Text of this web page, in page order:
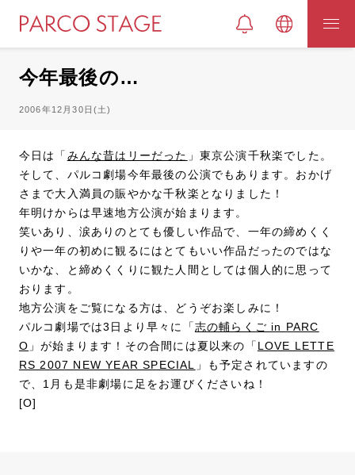
今年最後の…
2006年12月30日(土)
今日は「 みんな昔はリーだった 」東京公演千秋楽でした。
そして、パルコ劇場今年最後の公演でもあります。おかげ
さまで大入満員の賑やかな千秋楽となりました！
年明けからは早速地方公演が始まります。
笑いあり、涙ありのとても優しい作品で、一年の締めくく
りや一年の初めに観るにはとてもいい作品だったのではな
いかな、と締めくくりに観た人間としては個人的に思って
おります。
地方公演をご覧になる方は、どうぞお楽しみに！
パルコ劇場では3日より早々に「志の輔らくご in PARC
O 」が始まります！その合間には夏以来の「 LOVE LETTE
RS 2007 NEW YEAR SPECIAL
」も予定されていますの
で、1月も是非劇場に足をお運びくださいね！
[O]